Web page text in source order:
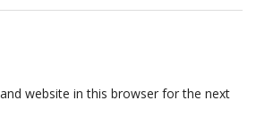
website in this browser for the next